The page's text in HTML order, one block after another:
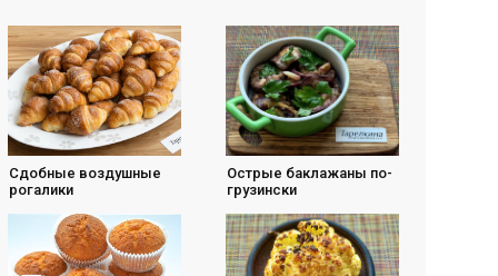
Cдобные воздушные
рогалики
Острые баклажаны по-
грузински